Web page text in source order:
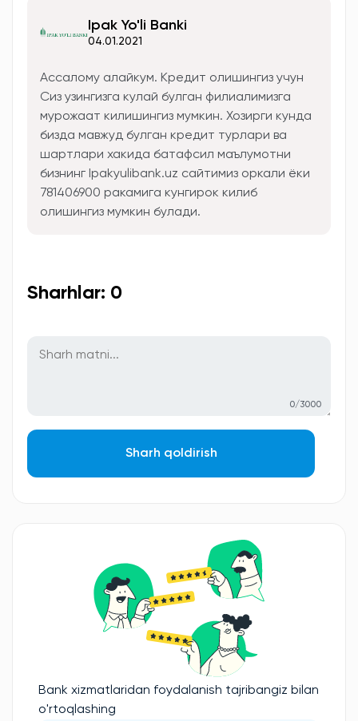
Ipak Yo'li Banki
04.01.2021
Ассалому алайкум. Кредит олишингиз учун
Сиз узингизга кулай булган филиалимизга
мурожаат килишингиз мумкин. Хозирги кунда
бизда мавжуд булган кредит турлари ва
шартлари хакида батафсил маълумотни
бизнинг Ipakyulibank.uz сайтимиз оркали ёки
781406900 ракамига кунгирок килиб
олишингиз мумкин булади.
Sharhlar: 0
0/3000
Sharh qoldirish
Bank xizmatlaridan foydalanish tajribangiz bilan
o'rtoqlashing